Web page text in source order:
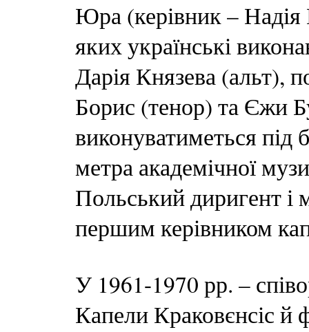
Юра (керівник – Надія
яких українські
Дарія Князева (альт),
Борис (тенор) та Єжи
виконуватиметься під
метра академічної
Польський диригент і
першим керівником
У 1961-1970 рр. –
Капели Краковєнсіс